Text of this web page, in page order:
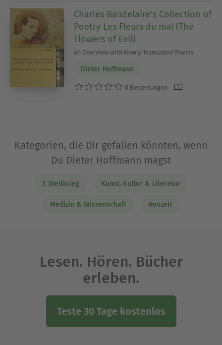
Charles Baudelaire's Collection of
Poetry Les Fleurs du mal (The
Flowers of Evil)
An Overview with Newly Translated Poems
Dieter Hoffmann
0 Bewertungen
Kategorien, die Dir gefallen könnten, wenn
Du Dieter Hoffmann magst
1. Weltkrieg Kunst, Kultur & Literatur
Medizin & Wissenschaft Neuzeit
Lesen. Hören. Bücher
erleben.
Teste 30 Tage kostenlos